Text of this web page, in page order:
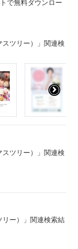
で無料ダウンロー
ツリー）」関連検
ツリー）」関連検
ー）」関連検索結